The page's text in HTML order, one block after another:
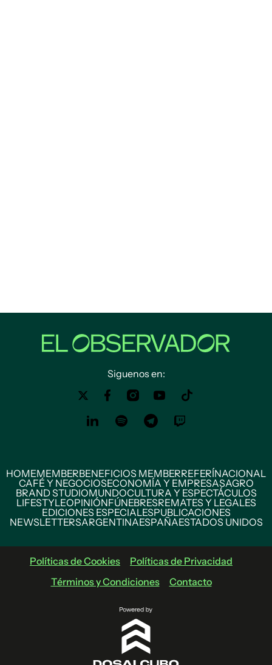
Siguenos en:
HOMEMEMBERBENEFICIOS MEMBERREFERÍNACIONAL
CAFÉ Y NEGOCIOSECONOMÍA Y EMPRESASAGRO
BRAND STUDIOMUNDOCULTURA Y ESPECTÁCULOS
LIFESTYLEOPINIÓNFÚNEBRESREMATES Y LEGALES
EDICIONES ESPECIALESPUBLICACIONES
NEWSLETTERSARGENTINAESPAÑAESTADOS UNIDOS
Políticas de Cookies
Políticas de Privacidad
Términos y Condiciones
Contacto